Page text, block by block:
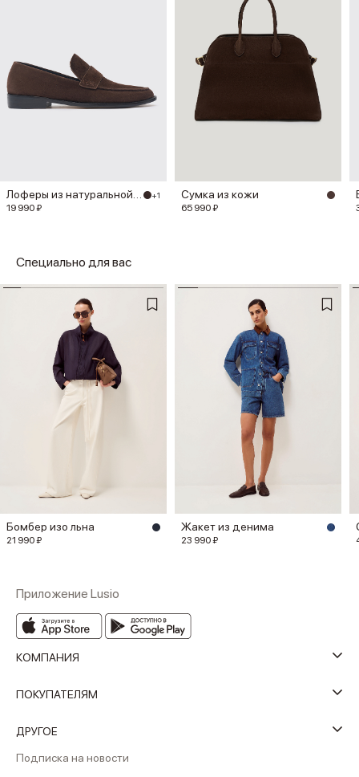
Лоферы из натуральной замши +1
19 990 ₽
Сумка из кожи
65 990 ₽
Специально для вас
Бомбер изо льна
21 990 ₽
Жакет из денима
23 990 ₽
Приложение Lusio
КОМПАНИЯ
ПОКУПАТЕЛЯМ
ДРУГОЕ
Подписка на новости